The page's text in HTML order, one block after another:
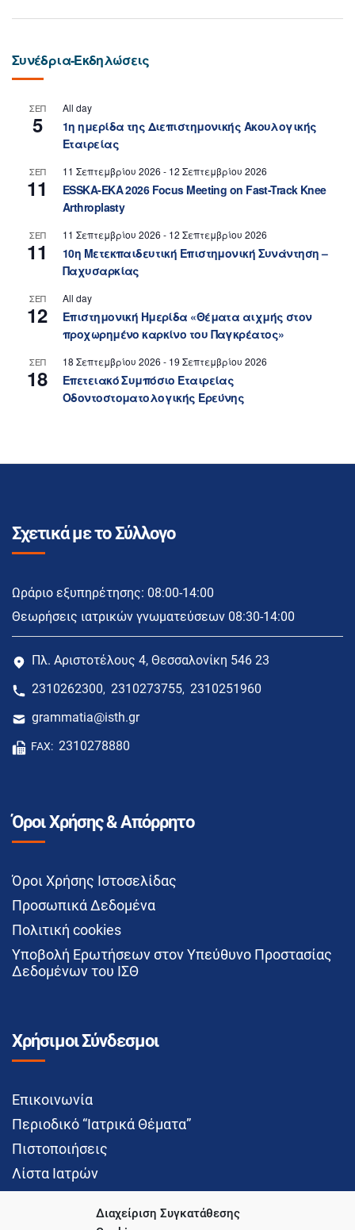
Διαχείριση Συγκατάθεσης
Συνέδρια-Εκδηλώσεις
ΣΕΠ
5
All day
1η ημερίδα της Διεπιστημονικής Ακουλογικής
Εταιρείας
ΣΕΠ
11
11 Σεπτεμβρίου 2026 - 12 Σεπτεμβρίου 2026
ESSKA-EKA 2026 Focus Meeting on Fast-Track Knee
Arthroplasty
ΣΕΠ
11
11 Σεπτεμβρίου 2026 - 12 Σεπτεμβρίου 2026
10η Μετεκπαιδευτική Επιστημονική Συνάντηση –
Παχυσαρκίας
ΣΕΠ
12
All day
Επιστημονική Ημερίδα «Θέματα αιχμής στον
προχωρημένο καρκίνο του Παγκρέατος»
ΣΕΠ
18
18 Σεπτεμβρίου 2026 - 19 Σεπτεμβρίου 2026
Επετειακό Συμπόσιο Εταιρείας
Οδοντοστοματολογικής Ερεύνης
Σχετικά με το Σύλλογο
Ωράριο εξυπηρέτησης: 08:00-14:00
Θεωρήσεις ιατρικών γνωματεύσεων 08:30-14:00
Πλ. Αριστοτέλους 4, Θεσσαλονίκη 546 23
2310262300, 2310273755, 2310251960
grammatia@isth.gr
FAX: 2310278880
Όροι Χρήσης & Απόρρητο
Όροι Χρήσης Ιστοσελίδας
Προσωπικά Δεδομένα
Πολιτική cookies
Υποβολή Ερωτήσεων στον Υπεύθυνο Προστασίας
Δεδομένων του ΙΣΘ
Χρήσιμοι Σύνδεσμοι
Επικοινωνία
Περιοδικό “Ιατρικά Θέματα”
Πιστοποιήσεις
Λίστα Ιατρών